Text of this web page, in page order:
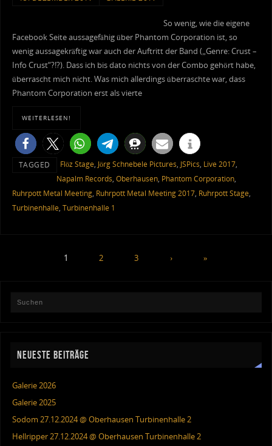
So wenig, wie die eigene
Facebook Seite aussagefähig über Phantom Corporation ist, so
wenig aussagekräftig war auch der Auftritt der Band („Genre: Crust –
Info Crust“?!?). Dass ich bis dato nichts von der Combo gehört habe,
überrascht mich nicht. Was mich allerdings überraschte war, dass
Phantom Corporation erst als vierte
WEITERLESEN!
TAGGED Flöz Stage, Jörg Schnebele Pictures, JSPics, Live 2017,
Napalm Records, Oberhausen, Phantom Corporation,
Ruhrpott Metal Meeting, Ruhrpott Metal Meeting 2017, Ruhrpott Stage,
Turbinenhalle, Turbinenhalle 1
1 2 3 › »
NEUESTE BEITRÄGE
Galerie 2026
Galerie 2025
Sodom 27.12.2024 @ Oberhausen Turbinenhalle 2
Hellripper 27.12.2024 @ Oberhausen Turbinenhalle 2